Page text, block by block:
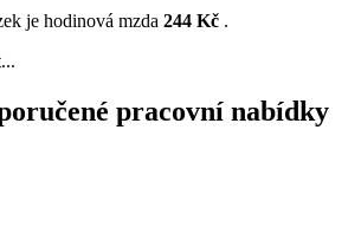
je hodinová mzda 244 Kč .
pracovní nabídky